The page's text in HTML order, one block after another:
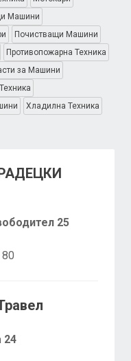
Машини
Почистващи Машини
Противопожарна Техника
за Машини
Хладилна Техника
25
24